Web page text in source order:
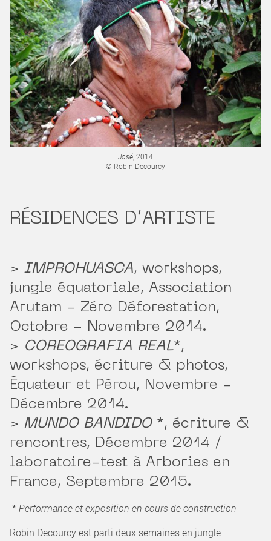
José, 2014
© Robin Decourcy
RÉSIDENCES D’ARTISTE
> IMPROHUASCA, workshops,
jungle équatoriale, Association
Arutam - Zéro Déforestation,
Octobre - Novembre 2014.
> COREOGRAFIA REAL*,
workshops, écriture & photos,
Équateur et Pérou, Novembre -
Décembre 2014.
> MUNDO BANDIDO*, écriture &
rencontres, Décembre 2014 /
laboratoire-test à Arbories en
France, Septembre 2015.
* Performance et exposition en cours de construction
Robin Decourcy est parti deux semaines en jungle